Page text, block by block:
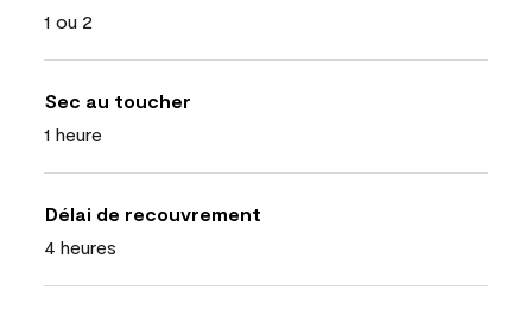
1 ou 2
Sec au toucher
1 heure
Délai de recouvrement
4 heures